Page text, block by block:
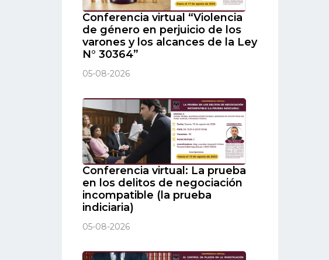
Conferencia virtual “Violencia
de género en perjuicio de los
varones y los alcances de la Ley
N° 30364”
05-08-2026
Conferencia virtual: La prueba
en los delitos de negociación
incompatible (la prueba
indiciaria)
05-08-2026